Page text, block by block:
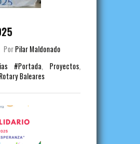
PorPilar Maldonado
#Portada, Proyectos,
Rotary Baleares